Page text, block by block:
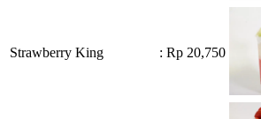
Strawberry King : Rp 20,750